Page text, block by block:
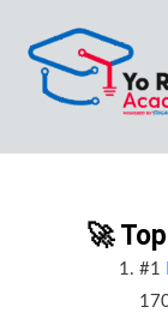
contenido
🚀
#1